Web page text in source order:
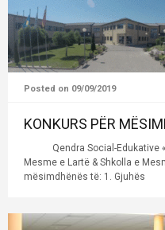
Posted on 09/09/2019
KONKURS PËR
Qendra Social-Edukative
Mesme e Lartë & Shkolla e
mësimdhënës të: 1. Gjuhës